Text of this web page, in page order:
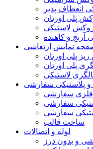
انعطاف پذیر
پلی اورتان
روکش لاستیکی
آرنج و کاهنده
نمایش ارتعاشی
پلی اورتان
پلی اورتان
لاستیکی
پلاستیکی سفارشی
سفارشی
سفارشی
سفارشی
ساخت قالب
لوله و اتصالات
و بدون درز